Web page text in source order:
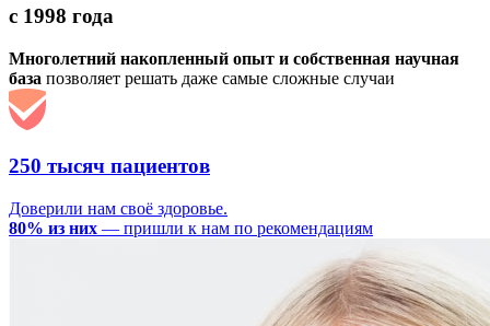
с 1998 года
Многолетний накопленный опыт и собственная научная
база позволяет решать даже самые сложные случаи
250 тысяч пациентов
Доверили нам своё здоровье.
80% из них — пришли к нам по рекомендациям